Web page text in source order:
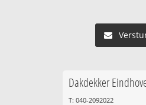
Dakdekker
T: 040-2092022